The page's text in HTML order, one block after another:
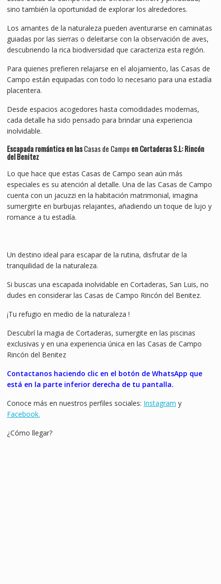
sino también la oportunidad de explorar los alrededores.
Los amantes de la naturaleza pueden aventurarse en caminatas
guiadas por las sierras o deleitarse con la observación de aves,
descubriendo la rica biodiversidad que caracteriza esta región.
Para quienes prefieren relajarse en el alojamiento, las Casas de
Campo están equipadas con todo lo necesario para una estadía
placentera.
Desde espacios acogedores hasta comodidades modernas,
cada detalle ha sido pensado para brindar una experiencia
inolvidable.
Escapadaromántica en lasCasas de Campo en Cortaderas S.L: Rincón
del Benitez
Lo que hace que estas Casas de Campo sean aún más
especiales es su atención al detalle. Una de las Casas de Campo
cuenta con un jacuzzi en la habitación matrimonial, imagina
sumergirte en burbujas relajantes, añadiendo un toque de lujo y
romance a tu estadía.
Un destino ideal para escapar de la rutina, disfrutar de la
tranquilidad de la naturaleza.
Si buscas una escapada inolvidable en Cortaderas, San Luis, no
dudes en considerar las Casas de Campo Rincón del Benitez.
¡Tu refugio en medio de la naturaleza !
Descubrí la magia de Cortaderas, sumergite en las piscinas
exclusivas y en una experiencia única en las Casas de Campo
Rincón del Benitez
Contactanos haciendo clic en el botón de WhatsApp que
está en la parte inferior derecha de tu pantalla.
Conoce más en nuestros perfiles sociales: Instagram y
Facebook.
¿Cómo llegar?